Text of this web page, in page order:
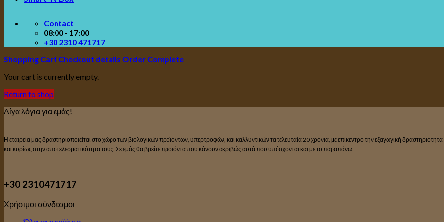
Contact
08:00 - 17:00
+30 2310 471717
Shopping Cart Checkout details Order Complete
Your cart is currently empty.
Return to shop
Λίγα λόγια για εμάς!
Η εταιρεία μας δραστηριοποιείται στο χώρο των βιολογικών προϊόντων, υπερτροφών, και καλλυντικών τα τελευταία 20 χρόνια, με επίκεντρο την εξαγωγική
και κυρίως στην αποτελεσματικότητα τους. Σε εμάς θα βρείτε προϊόντα που κάνουν ακριβώς αυτά που υπόσχονται και με το παραπάνω.
+30 2310471717
Χρήσιμοι σύνδεσμοι